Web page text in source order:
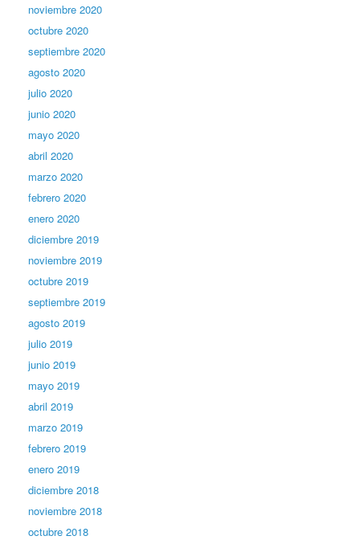
noviembre 2020
octubre 2020
septiembre 2020
agosto 2020
julio 2020
junio 2020
mayo 2020
abril 2020
marzo 2020
febrero 2020
enero 2020
diciembre 2019
noviembre 2019
octubre 2019
septiembre 2019
agosto 2019
julio 2019
junio 2019
mayo 2019
abril 2019
marzo 2019
febrero 2019
enero 2019
diciembre 2018
noviembre 2018
octubre 2018